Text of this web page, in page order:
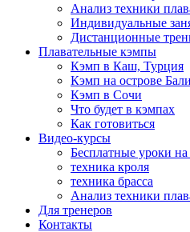
Анализ техники
Индивидуальные
Дистанционные
Плавательные кэмпы
Кэмп в Каш, Турция
Кэмп на острове Бали
Кэмп в Сочи
Что будет в кэмпах
Как готовиться
Видео-курсы
Бесплатные уроки
техника кроля
техника брасса
Анализ техники
Для тренеров
Контакты